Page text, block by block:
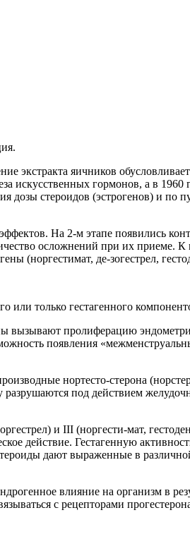
экстракта яичников
искусственных гормонов, а в
дозы стероидов (эстрогенов) и по
На 2-м этапе появились
осложнений при их приеме.
(норгестимат, де-зогестрел,
или только гестагенного
вызывают пролиферацию
появления
нортесто-стерона
под действием
и III (норгести-мат,
действие. Гестагенную
дают выраженные в
влияние на организм в
с рецепторами